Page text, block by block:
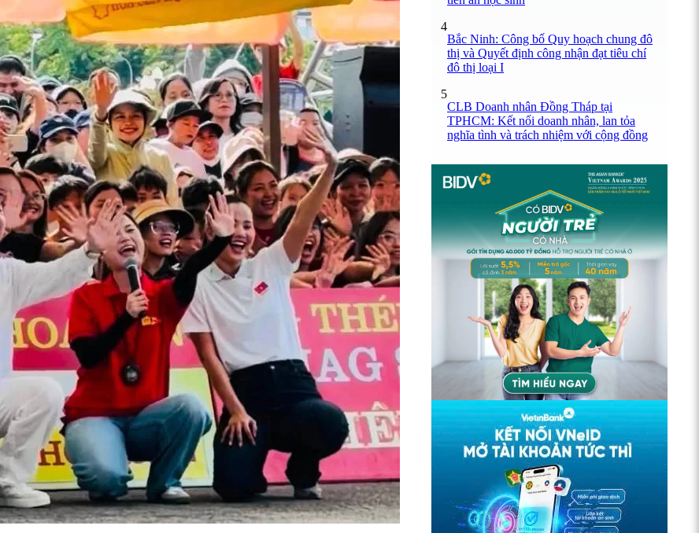
4
Bắc Ninh: Công bố Quy hoạch chung đô
thị và Quyết định công nhận đạt tiêu chí
đô thị loại I
5
CLB Doanh nhân Đồng Tháp tại
TPHCM: Kết nối doanh nhân, lan tỏa
nghĩa tình và trách nhiệm với cộng đồng